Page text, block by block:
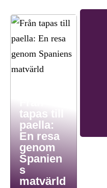
tapas till
paella:
En resa
genom
Spanien
s
matvärld